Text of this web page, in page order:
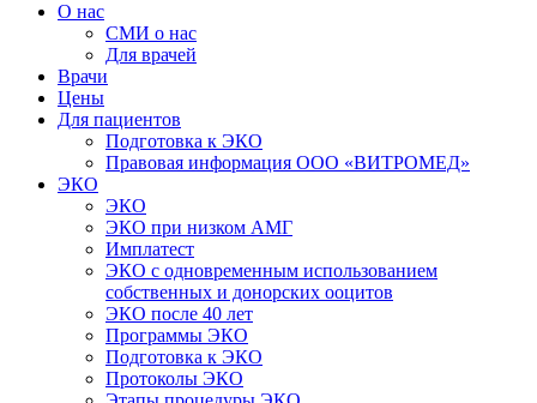
О нас
СМИ о нас
Для врачей
Врачи
Цены
Для пациентов
Подготовка к ЭКО
Правовая информация ООО «ВИТРОМЕД»
ЭКО
ЭКО
ЭКО при низком АМГ
Имплатест
ЭКО с одновременным использованием
собственных и донорских ооцитов
ЭКО после 40 лет
Программы ЭКО
Подготовка к ЭКО
Протоколы ЭКО